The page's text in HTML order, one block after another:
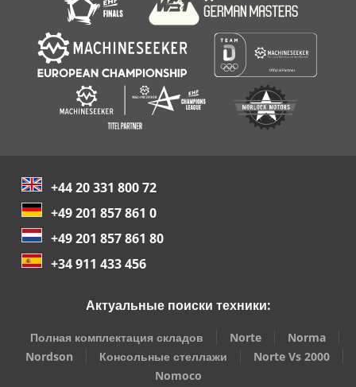
+44 20 331 800 72
+49 201 857 861 0
+49 201 857 861 80
+34 911 433 456
Актуальные поиски техники:
Полная комплектация складов Norte
Norma
Nordson
Консольные стеллажи
Norte Vs 2000
Nomoco